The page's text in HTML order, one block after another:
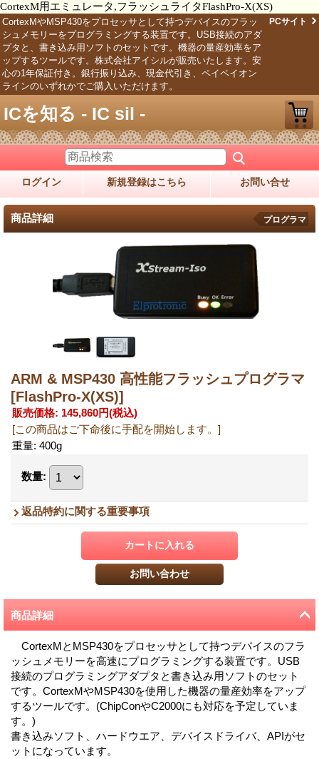
CortexM用エミュレータ,フラッシュライタFlashPro-X(XS)
CortexMやMSP430をプロセッサとして持つデバイスのフラッ
シュメモリーをプログラミングする装置です。USB接続のアダ
プタと、書き込み用ソフトのセットです。機器の量産効率をア
ップするツールです。株式会社アイシルが販売いたします。安
心の1年保証付き。銀行振り込み、現金代引き、ペイペイオン
ラインのいずれかでご購入いただけます。
PCサイト
ICを知る - IC sil -
ログイン 新規登録はこちら お問い合せ
商品詳細 プログラマ
ARM & MSP430 高性能フラッシュプログラマ
[FlashPro-X(XS)]
販売価格: 145,860円(税込)
[この商品はご下命後に手配を開始します。]
重量: 400g
数量:
返品特約に関する重要事項
商品詳細
CortexMとMSP430をプロセッサとして持つデバイスのフラ
ッシュメモリーを高速にプログラミングする装置です。USB
接続のプログラミングアダプタと書き込み用ソフトのセット
です。CortexMやMSP430を使用した機器の量産効率をアップ
するツールです。(ChipConやC2000にも対応を予定していま
す。)
書き込みソフト、ハードウエア、デバイスドライバ、APIがセ
ットになっています。